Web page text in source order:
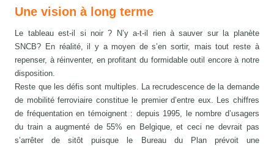
Une vision à long terme
Le tableau est-il si noir ? N’y a-t-il rien à sauver sur la planète
SNCB? En réalité, il y a moyen de s’en sortir, mais tout reste à
repenser, à réinventer, en profitant du formidable outil encore à notre
disposition.
Reste que les défis sont multiples. La recrudescence de la demande
de mobilité ferroviaire constitue le premier d’entre eux. Les chiffres
de fréquentation en témoignent : depuis 1995, le nombre d’usagers
du train a augmenté de 55% en Belgique, et ceci ne devrait pas
s’arrêter de sitôt puisque le Bureau du Plan prévoit une